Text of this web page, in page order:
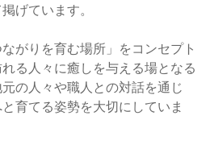
げています。
がりを育む場所」をコンセプト
る人々に癒しを与える場となる
の人々や職人との対話を通じ
育てる姿勢を大切にしていま